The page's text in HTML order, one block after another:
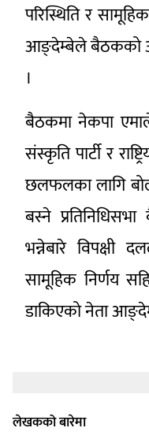
परिस्थिति र
आङ्देम्बेले बैठकको
।
बैठकमा नेकपा
संस्कृति पार्टी र
छलफलका लागि
बस्ने
भन्नेबारे विपक्षी
सामूहिक निर्णय
डाकिएको नेता
लेखकको बारेमा